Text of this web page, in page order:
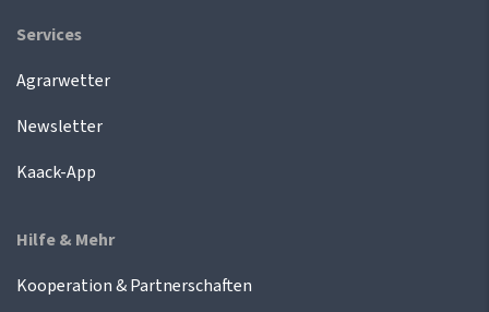
Services
Agrarwetter
Newsletter
Kaack-App
Hilfe & Mehr
Kooperation & Partnerschaften